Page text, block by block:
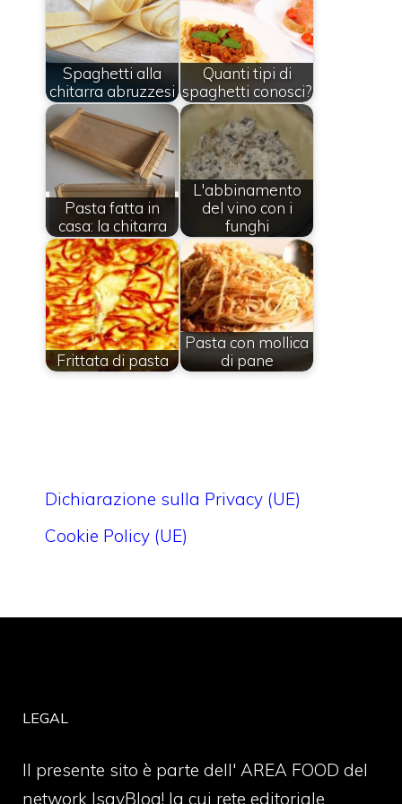
Spaghetti alla
chitarra abruzzesi
Quanti tipi di
spaghetti conosci?
Pasta fatta in
casa: la chitarra
L'abbinamento
del vino con i
funghi
Frittata di pasta
Pasta con mollica
di pane
Dichiarazione sulla Privacy (UE)
Cookie Policy (UE)
LEGAL
Il presente sito è parte dell' AREA FOOD del
network IsayBlog! la cui rete editoriale